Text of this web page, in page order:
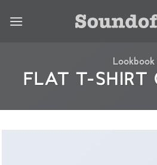
Lookbook
FLAT T-SHIRT